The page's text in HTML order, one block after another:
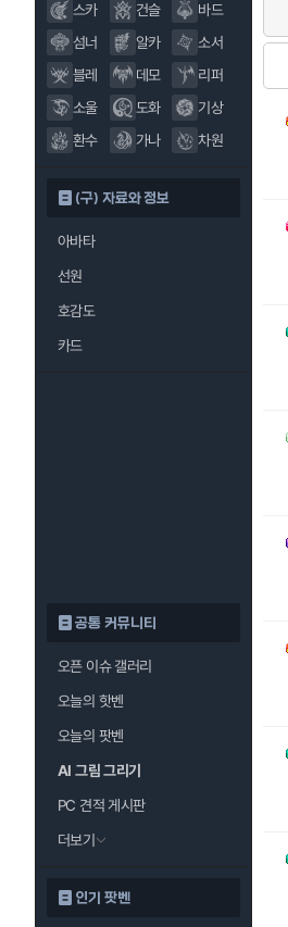
스카
건슬
바드
섬너
알카
소서
블레
데모
리퍼
소울
도화
기상
환수
가나 차원
(구) 자료와 정보
아바타
선원
호감도
카드
공통 커뮤니티
오픈 이슈 갤러리
오늘의 핫벤
오늘의 팟벤
AI 그림 그리기
PC 견적 게시판
더보기
인기 팟벤